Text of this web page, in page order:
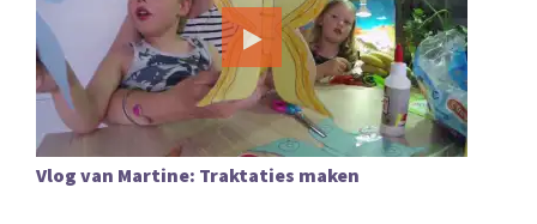
Vlog van Martine: Traktaties maken